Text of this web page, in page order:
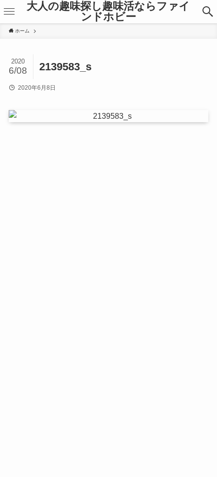
大人の趣味探し趣味活ならファイ
ンドホビー
ホーム
2139583_s
2020
6/08
2020年6月8日